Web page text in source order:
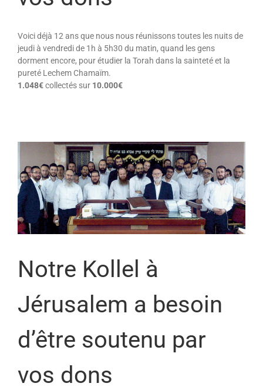
Voici déjà 12 ans que nous nous réunissons toutes les nuits de
jeudi à vendredi de 1h à 5h30 du matin, quand les gens
dorment encore, pour étudier la Torah dans la sainteté et la
pureté Lechem Chamaïm.
1.048€collectés sur 10.000€
Notre Kollel à
Jérusalem a besoin
d’être soutenu par
vos dons